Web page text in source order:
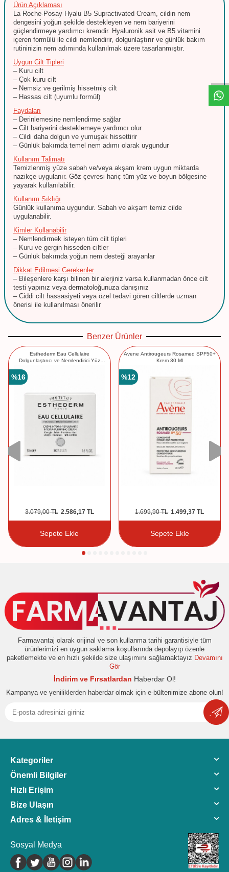
Ürün Açıklaması
La Roche-Posay Hyalu B5 Supractivated Cream, cildin nem
dengesini yoğun şekilde destekleyen ve nem bariyerini
güçlendirmeye yardımcı kremdir. Hyaluronik asit ve B5 vitamini
içeren formülü ile cildi nemlendirir, dolgunlaştırır ve günlük bakım
rutininizin nem adımında kullanılmak üzere tasarlanmıştır.
Uygun Cilt Tipleri
– Kuru cilt
– Çok kuru cilt
– Nemsiz ve gerilmiş hissetmiş cilt
– Hassas cilt (uyumlu formül)
Faydaları
– Derinlemesine nemlendirme sağlar
– Cilt bariyerini desteklemeye yardımcı olur
– Cildi daha dolgun ve yumuşak hissettirir
– Günlük bakımda temel nem adımı olarak uygundur
Kullanım Talimatı
Temizlenmiş yüze sabah ve/veya akşam krem uygun miktarda
nazikçe uygulanır. Göz çevresi hariç tüm yüz ve boyun bölgesine
yayarak kullanılabilir.
Kullanım Sıklığı
Günlük kullanıma uygundur. Sabah ve akşam temiz cilde
uygulanabilir.
Kimler Kullanabilir
– Nemlendirmek isteyen tüm cilt tipleri
– Kuru ve gergin hisseden ciltler
– Günlük bakımda yoğun nem desteği arayanlar
Dikkat Edilmesi Gerekenler
– Bileşenlere karşı bilinen bir alerjiniz varsa kullanmadan önce cilt
testi yapınız veya dermatoloğunuza danışınız
– Ciddi cilt hassasiyeti veya özel tedavi gören ciltlerde uzman
önerisi ile kullanılması önerilir
Benzer Ürünler
Esthederm Eau Cellulaire
Dolgunlaştırıcı ve Nemlendirici Yüz
%16
3.079,00TL 2.586,17TL
Sepete Ekle
Avene Antirougeurs Rosamed SPF50+
Krem 30 Ml
%12
1.699,90TL 1.499,37 TL
Sepete Ekle
Farmavantaj olarak orijinal ve son kullanma tarihi garantisiyle tüm
ürünlerimizi en uygun saklama koşullarında depolayıp özenle
paketlemekte ve en hızlı şekilde size ulaşımını sağlamaktayız Devamını
Gör
İndirim ve Fırsatlardan Haberdar Ol!
Kampanya ve yeniliklerden haberdar olmak için e-bültenimize abone olun!
Kategoriler
Önemli Bilgiler
Hızlı Erişim
Bize Ulaşın
Adres & İletişim
Sosyal Medya